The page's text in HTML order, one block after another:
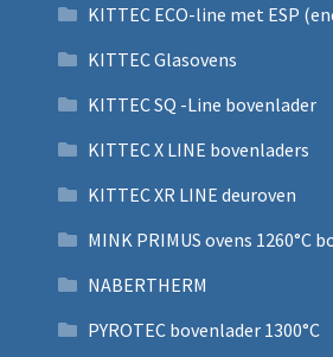
KITTEC ECO-line met ESP
KITTEC Glasovens
KITTEC SQ -Line bovenlader
KITTEC X LINE bovenladers
KITTEC XR LINE deuroven
MINK PRIMUS ovens 1260°C
NABERTHERM
PYROTEC bovenlader 1300°C